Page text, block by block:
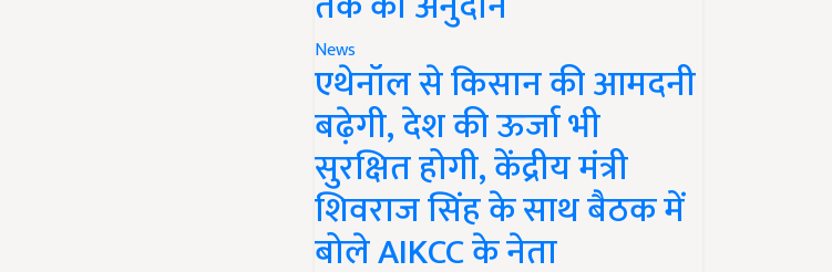
News
एथेनॉल से किसान की आमदनी
बढ़ेगी, देश की ऊर्जा भी
सुरक्षित होगी, केंद्रीय मंत्री
शिवराज सिंह के साथ बैठक में
बोले AIKCC के नेता